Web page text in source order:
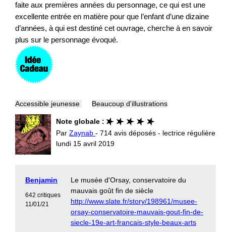
faite aux premières années du personnage, ce qui est une
excellente entrée en matière pour que l’enfant d’une dizaine
d’années, à qui est destiné cet ouvrage, cherche à en savoir
plus sur le personnage évoqué.
Accessible jeunesse Beaucoup d'illustrations
Note globale :
ParZaynab- 714 avis déposés - lectrice régulière
lundi 15 avril 2019
Benjamin
642 critiques
11/01/21
Le musée d'Orsay, conservatoire du
mauvais goût fin de siècle
http://www.slate.fr/story/198961/musee-
orsay-conservatoire-mauvais-gout-fin-de-
siecle-19e-art-francais-style-beaux-arts